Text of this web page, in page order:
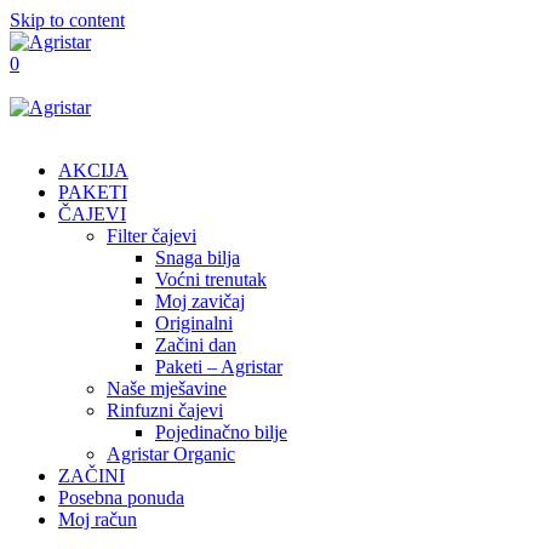
Skip to content
0
AKCIJA
PAKETI
ČAJEVI
Filter čajevi
Snaga bilja
Voćni trenutak
Moj zavičaj
Originalni
Začini dan
Paketi – Agristar
Naše mješavine
Rinfuzni čajevi
Pojedinačno bilje
Agristar Organic
ZAČINI
Posebna ponuda
Moj račun